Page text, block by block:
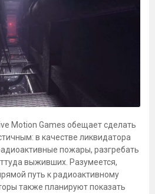
Motion Games обещает сделать
в качестве ликвидатора
пожары, разгребать
выживших. Разумеется,
путь к радиоактивному
также планируют показать